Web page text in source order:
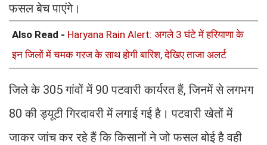
फसल बेच पाएंगे।
Also Read - Haryana Rain Alert: अगले 3 घंटे में हरियाणा के
इन जिलों में चमक गरज के साथ होगी बारिश, देखिए ताजा अलर्ट
जिले के 305 गांवों में 90 पटवारी कार्यरत हैं, जिनमें से लगभग
80 की ड्यूटी गिरदावरी में लगाई गई है। पटवारी खेतों में
जाकर जांच कर रहे हैं कि किसानों ने जो फसल बोई है वही